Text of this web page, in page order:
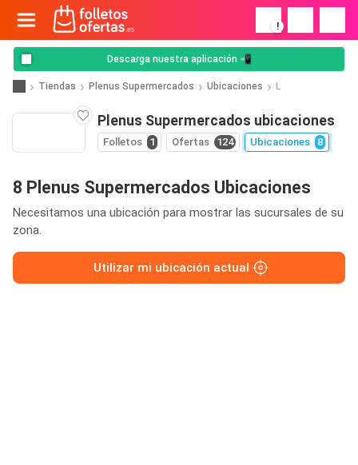
!
Descarga nuestra aplicación 📲
Tiendas Plenus Supermercados Ubicaciones L
Plenus Supermercados ubicaciones
Folletos 1 Ofertas 124 Ubicaciones 8
8 Plenus Supermercados Ubicaciones
Necesitamos una ubicación para mostrar las sucursales de su
zona.
Utilizar mi ubicación actual